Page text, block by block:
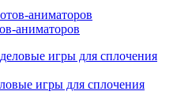
аниматоров
игры для сплочения